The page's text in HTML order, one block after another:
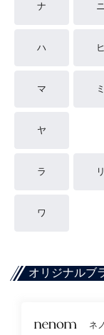
ナ ニ
ハ ヒ
マ ミ
ヤ
ラ リ
ワ
オリジナルブ
ネ